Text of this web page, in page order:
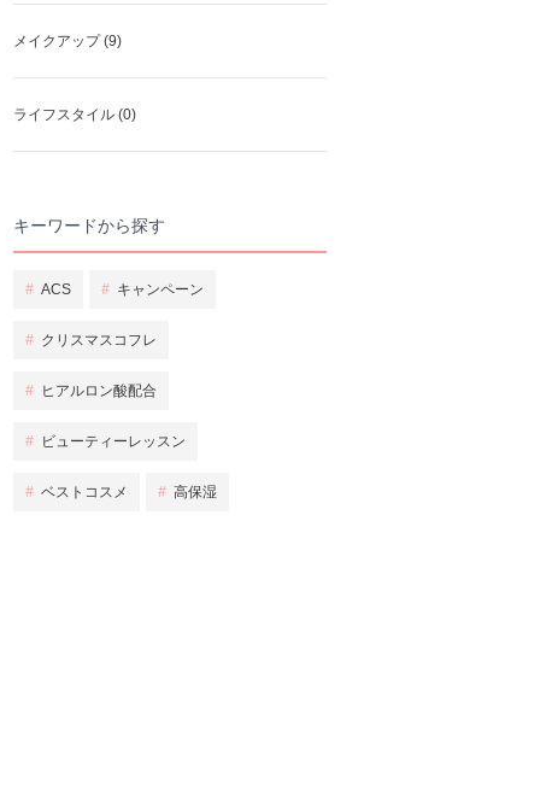
メイクアップ (9)
ライフスタイル (0)
キーワードから探す
# ACS # キャンペーン
# クリスマスコフレ
# ヒアルロン酸配合
# ビューティーレッスン
# ベストコスメ # 高保湿